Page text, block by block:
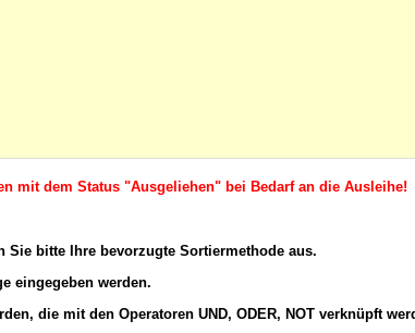
mit dem Status "Ausgeliehen" bei Bedarf an die Ausleihe!
Sie bitte Ihre bevorzugte Sortiermethode aus.
eingegeben werden.
die mit den Operatoren UND, ODER, NOT verknüpft